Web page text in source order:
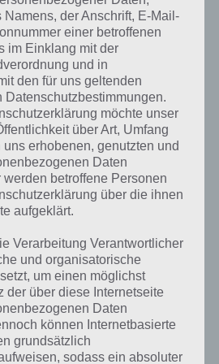
zur Lösung
tägliche Bonus Rätsel am 28.5.2020 in 4
hat dieses eigentlich und was
das Wort auch zu Jamaika? Zu
der Anschrift, E-Mail-
einer betroffenen
im Einklang mit der
und in
den für uns geltenden
möchte unser
über Art, Umfang
erhobenen, genutzten und
Daten
betroffene Personen
über die ihnen
aufgeklärt.
Verarbeitung Verantwortlicher
und organisatorische
um einen möglichst
der über diese Internetseite
Daten
können Internetbasierte
grundsätzlich
sodass ein absoluter